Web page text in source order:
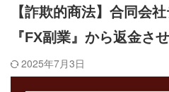
【詐欺的商法】合同会
『FX副業』から返金さ
2025年7月3日